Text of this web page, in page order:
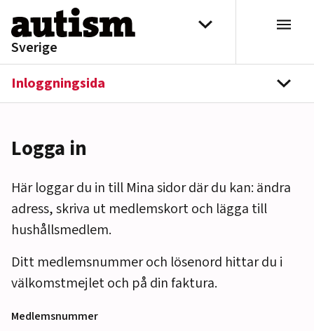
Hoppa till innehåll
Sverige
Välj distrikt
Inloggningsida
Logga in
Här loggar du in till Mina sidor där du kan: ändra
adress, skriva ut medlemskort och lägga till
hushållsmedlem.
Ditt medlemsnummer och lösenord hittar du i
välkomstmejlet och på din faktura.
Medlemsnummer